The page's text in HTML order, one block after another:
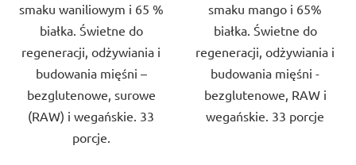
smaku waniliowym i 65 %
białka. Świetne do
regeneracji, odżywiania i
budowania mięśni –
bezglutenowe, surowe
(RAW) i wegańskie. 33
porcje.
smaku mango i 65%
białka. Świetne do
regeneracji, odżywiania i
budowania mięśni -
bezglutenowe, RAW i
wegańskie. 33 porcje